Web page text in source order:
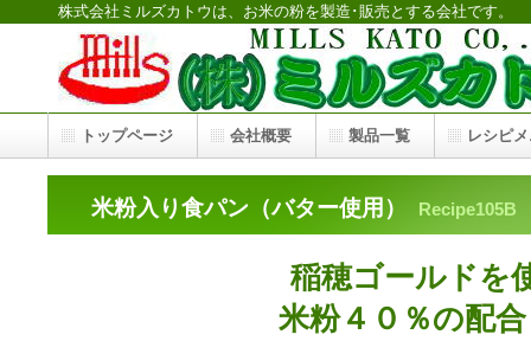
株式会社ミルズカトウは、お米の粉を製造･販売とする会社です。
米粉入り食パン（バター使用） Recipe105B
稲穂ゴールドを
米粉４０％の
トップページ 会社概要 製品一覧 レシピ